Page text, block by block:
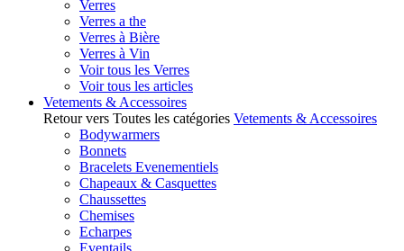
Verres
Verres a the
Verres à Bière
Verres à Vin
Voir tous les Verres
Voir tous les articles
Vetements & Accessoires
Retour vers Toutes les catégories Vetements & Accessoires
Bodywarmers
Bonnets
Bracelets Evenementiels
Chapeaux & Casquettes
Chaussettes
Chemises
Echarpes
Eventails